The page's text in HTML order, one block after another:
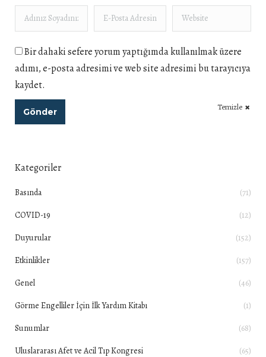
Adınız Soyadınız * E-Posta Adresiniz * Website
Bir dahaki sefere yorum yaptığımda kullanılmak üzere
adımı, e-posta adresimi ve web site adresimi bu tarayıcıya
kaydet.
Temizle
Gönder
Kategoriler
Basında
(71)
COVID-19
(12)
Duyurular
(152)
Etkinlikler
(157)
Genel
(46)
Görme Engelliler İçin İlk Yardım Kitabı
(1)
Sunumlar
(68)
Uluslararası Afet ve Acil Tıp Kongresi
(65)